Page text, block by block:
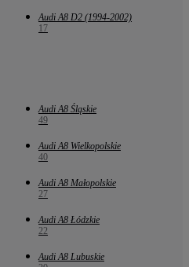
Audi A8 D2 (1994-2002)
17
Audi A8 Śląskie
49
Audi A8 Wielkopolskie
40
Audi A8 Małopolskie
27
Audi A8 Łódzkie
22
Audi A8 Lubuskie